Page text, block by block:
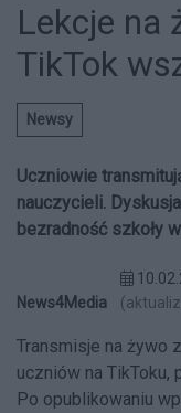
Lekcje na
TikTok
Newsy
Uczniowie
nauczycieli.
bezradność szkoły
News4Media
Transmisje na żywo
uczniów na TikToku,
Po opublikowaniu